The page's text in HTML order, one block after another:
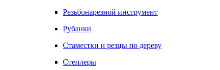
Резьбонарезной инструмент
Рубанки
Стаместки и резцы по дереву
Степлеры